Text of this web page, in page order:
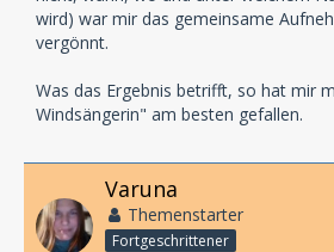
wird) war mir das gemeinsame
vergönnt.
Was das Ergebnis betrifft, so hat mir
Windsängerin" am besten gefallen.
Varuna
Themenstarter
Fortgeschrittener